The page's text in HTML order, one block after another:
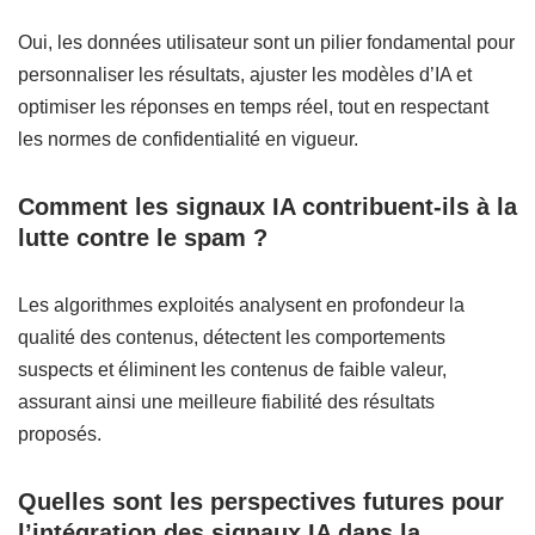
Oui, les données utilisateur sont un pilier fondamental pour
personnaliser les résultats, ajuster les modèles d’IA et
optimiser les réponses en temps réel, tout en respectant
les normes de confidentialité en vigueur.
Comment les signaux IA contribuent-ils à la
lutte contre le spam ?
Les algorithmes exploités analysent en profondeur la
qualité des contenus, détectent les comportements
suspects et éliminent les contenus de faible valeur,
assurant ainsi une meilleure fiabilité des résultats
proposés.
Quelles sont les perspectives futures pour